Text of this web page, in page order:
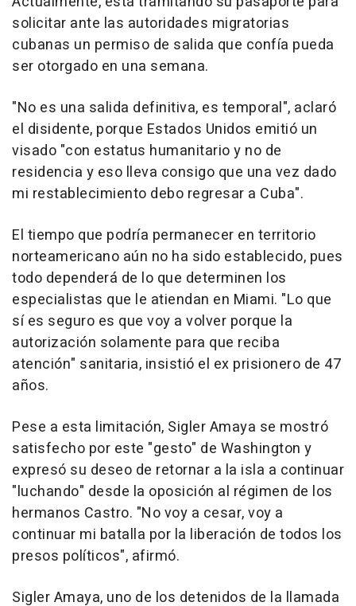
solicitar ante las autoridades migratorias
cubanas un permiso de salida que confía pueda
ser otorgado en una semana.
"No es una salida definitiva, es temporal", aclaró
el disidente, porque Estados Unidos emitió un
visado "con estatus humanitario y no de
residencia y eso lleva consigo que una vez dado
mi restablecimiento debo regresar a Cuba".
El tiempo que podría permanecer en territorio
norteamericano aún no ha sido establecido, pues
todo dependerá de lo que determinen los
especialistas que le atiendan en Miami. "Lo que
sí es seguro es que voy a volver porque la
autorización solamente para que reciba
atención" sanitaria, insistió el ex prisionero de 47
años.
Pese a esta limitación, Sigler Amaya se mostró
satisfecho por este "gesto" de Washington y
expresó su deseo de retornar a la isla a continuar
"luchando" desde la oposición al régimen de los
hermanos Castro. "No voy a cesar, voy a
continuar mi batalla por la liberación de todos los
presos políticos", afirmó.
Sigler Amaya, uno de los detenidos de la llamada